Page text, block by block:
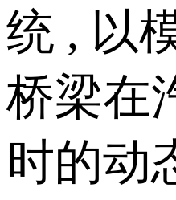
统 , 以
桥梁在
时的动